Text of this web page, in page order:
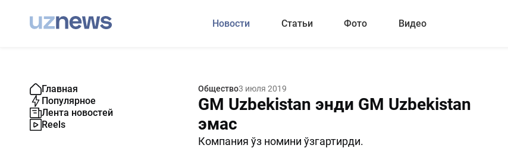
Новости Статьи Фото Видео
Главная
Популярное
Лента новостей
Reels
Общество3 июля 2019
GM Uzbekistan энди GM Uzbekistan
эмас
Компания ўз номини ўзгартирди.